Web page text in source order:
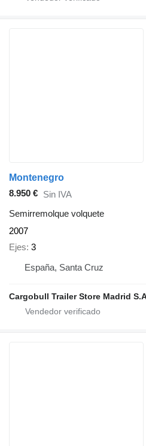
Montenegro
8.950 € Sin IVA
Semirremolque volquete
2007
Ejes 3
España, Santa Cruz
Cargobull Trailer Store Madrid